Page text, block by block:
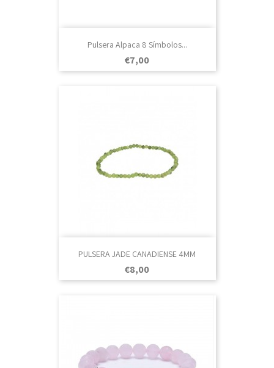
Pulsera Alpaca 8 Símbolos...
Prezo
€7,00
PULSERA JADE CANADIENSE 4MM
Prezo
€8,00